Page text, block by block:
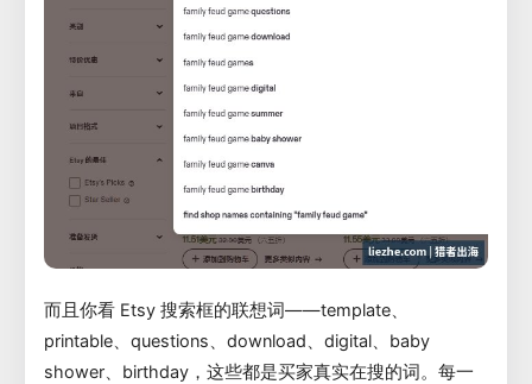
而且你看 Etsy 搜索框的联想词——template、
printable、questions、download、digital、baby
shower、birthday，这些都是买家真实在搜的词。每一